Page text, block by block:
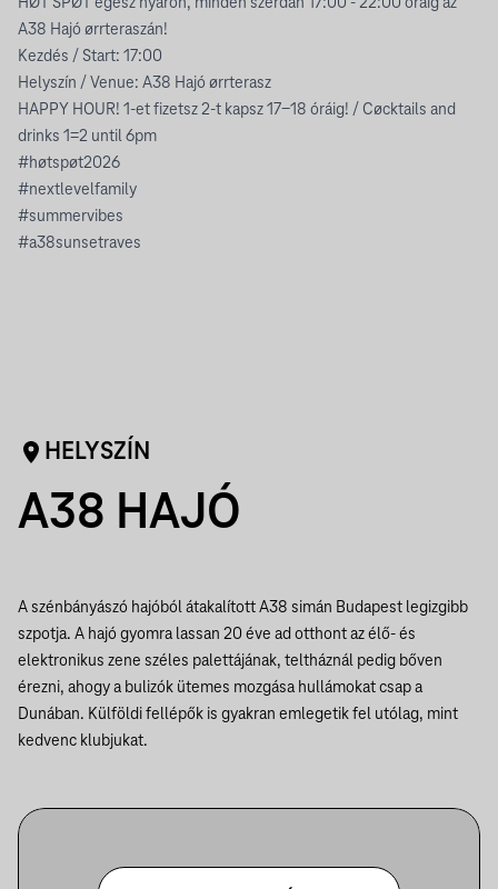
A38 Hajó ørrteraszán!
Kezdés / Start: 17:00
Helyszín / Venue: A38 Hajó ørrterasz
HAPPY HOUR! 1-et fizetsz 2-t kapsz 17-18 óráig! / Cøcktails and
drinks 1=2 until 6pm
#høtspøt2026
#nextlevelfamily
#summervibes
#a38sunsetraves
HELYSZÍN
A38 HAJÓ
A szénbányászó hajóból átakalított A38 simán Budapest legizgibb
szpotja. A hajó gyomra lassan 20 éve ad otthont az élő- és
elektronikus zene széles palettájának, teltháznál pedig bőven
érezni, ahogy a bulizók ütemes mozgása hullámokat csap a
Dunában. Külföldi fellépők is gyakran emlegetik fel utólag, mint
kedvenc klubjukat.